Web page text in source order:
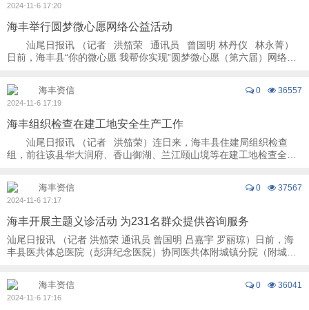
2024-11-6 17:20
海丰举行圆梦微心愿网络公益活动
汕尾日报讯 （记者 洪笳荣 通讯员 曾国明 林丹仪 林永菁）
日前，海丰县“你的微心愿 我帮你实现”圆梦微心愿（第六届）网络公
0 36557
海丰资信
2024-11-6 17:19
海丰组织检查在建工地安全生产工作
汕尾日报讯 （记者 洪笳荣）连日来，海丰县住建局组织检查
组，前往该县华大润府、香山御湖、兰江颐山境等在建工地检查全生
0 37567
海丰资信
2024-11-6 17:17
海丰开展主题义诊活动 为231名群众提供咨询服务
汕尾日报讯 （记者 洪笳荣 通讯员 曾国明 吕嘉宇 罗丽琼）日前，海
丰县医共体总医院（彭湃纪念医院）协同医共体附城镇分院（附城镇
0 36041
海丰资信
2024-11-6 17:16